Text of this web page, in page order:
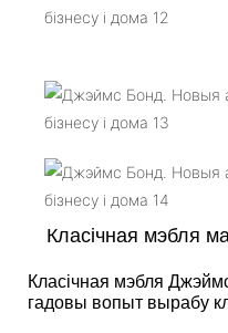
Класічная мэбля
Класічная мэбля
гадовы вопыт вырабу